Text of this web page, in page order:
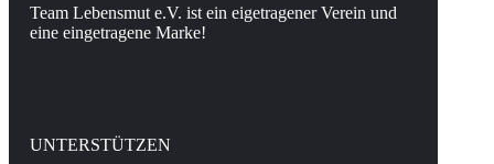
Team Lebensmut e.V. ist ein eigetragener Verein und
eine eingetragene Marke!
UNTERSTÜTZEN